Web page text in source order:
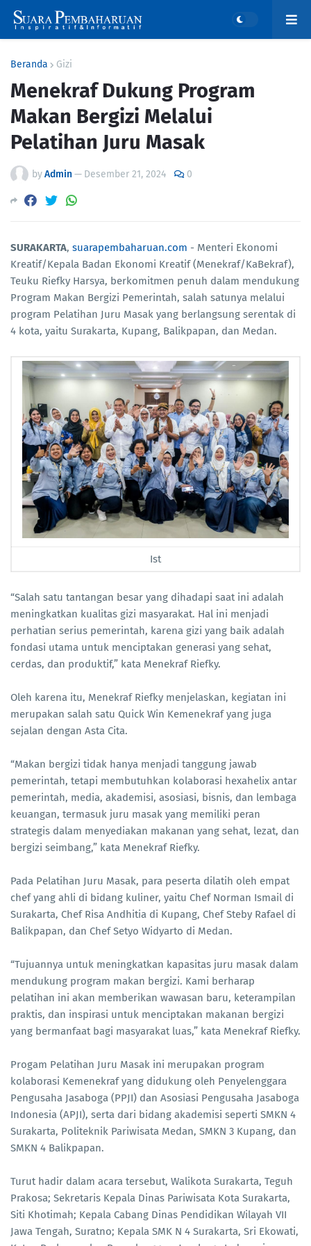
Beranda Gizi
Menekraf Dukung Program
Makan Bergizi Melalui
Pelatihan Juru Masak
byAdmin— Desember 21, 2024 0
SURAKARTA, suarapembaharuan.com - Menteri Ekonomi
Kreatif/Kepala Badan Ekonomi Kreatif (Menekraf/KaBekraf),
Teuku Riefky Harsya, berkomitmen penuh dalam mendukung
Program Makan Bergizi Pemerintah, salah satunya melalui
program Pelatihan Juru Masak yang berlangsung serentak di
4 kota, yaitu Surakarta, Kupang, Balikpapan, dan Medan.
Ist
“Salah satu tantangan besar yang dihadapi saat ini adalah
meningkatkan kualitas gizi masyarakat. Hal ini menjadi
perhatian serius pemerintah, karena gizi yang baik adalah
fondasi utama untuk menciptakan generasi yang sehat,
cerdas, dan produktif,” kata Menekraf Riefky.
Oleh karena itu, Menekraf Riefky menjelaskan, kegiatan ini
merupakan salah satu Quick Win Kemenekraf yang juga
sejalan dengan Asta Cita.
“Makan bergizi tidak hanya menjadi tanggung jawab
pemerintah, tetapi membutuhkan kolaborasi hexahelix antar
pemerintah, media, akademisi, asosiasi, bisnis, dan lembaga
keuangan, termasuk juru masak yang memiliki peran
strategis dalam menyediakan makanan yang sehat, lezat, dan
bergizi seimbang,” kata Menekraf Riefky.
Pada Pelatihan Juru Masak, para peserta dilatih oleh empat
chef yang ahli di bidang kuliner, yaitu Chef Norman Ismail di
Surakarta, Chef Risa Andhitia di Kupang, Chef Steby Rafael di
Balikpapan, dan Chef Setyo Widyarto di Medan.
“Tujuannya untuk meningkatkan kapasitas juru masak dalam
mendukung program makan bergizi. Kami berharap
pelatihan ini akan memberikan wawasan baru, keterampilan
praktis, dan inspirasi untuk menciptakan makanan bergizi
yang bermanfaat bagi masyarakat luas,” kata Menekraf Riefky.
Progam Pelatihan Juru Masak ini merupakan program
kolaborasi Kemenekraf yang didukung oleh Penyelenggara
Pengusaha Jasaboga (PPJI) dan Asosiasi Pengusaha Jasaboga
Indonesia (APJI), serta dari bidang akademisi seperti SMKN 4
Surakarta, Politeknik Pariwisata Medan, SMKN 3 Kupang, dan
SMKN 4 Balikpapan.
Turut hadir dalam acara tersebut, Walikota Surakarta, Teguh
Prakosa; Sekretaris Kepala Dinas Pariwisata Kota Surakarta,
Siti Khotimah; Kepala Cabang Dinas Pendidikan Wilayah VII
Jawa Tengah, Suratno; Kepala SMK N 4 Surakarta, Sri Ekowati,